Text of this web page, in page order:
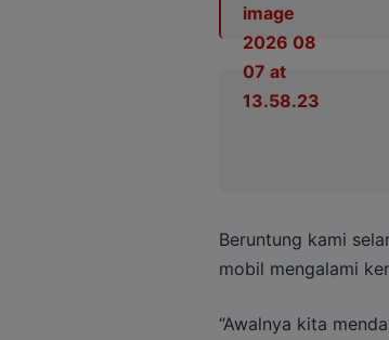
Beruntung kami
mobil mengalami
“Awalnya kita